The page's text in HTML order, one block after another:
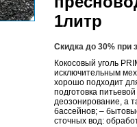
1литр
Скидка до 30% при
Кокосовый уголь
исключительным
хорошо подходит
подготовка
деозонирование, а
бассейнов; –
сточных вод: